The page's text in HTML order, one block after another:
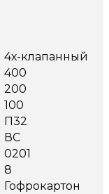
4х-клапанный
400
200
100
П32
ВС
0201
8
Гофрокартон